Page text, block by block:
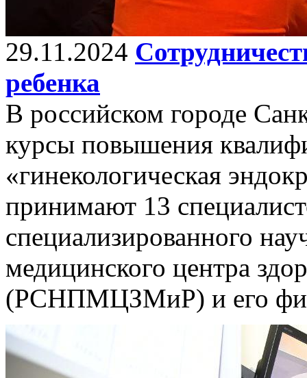
29.11.2024
ребенка
В российском городе
курсы повышения
«гинекологическая
принимают 13
специализированного
медицинского центра
(РСНПМЦЗМиР) и его